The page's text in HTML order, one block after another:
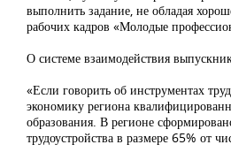
выполнить задание, не обладая
рабочих кадров «Молодые
О системе взаимодействия
«Если говорить об инструментах
экономику региона
образования. В регионе
трудоустройства в размере 65% от